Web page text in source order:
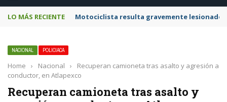
LO MÁS RECIENTE Motociclista resulta gravemente
NACIONAL POLICIACA
Home › Nacional ›
Recuperan camioneta tras asalto y agresión a
conductor, en Atlapexco
Recuperan camioneta tras asalto y